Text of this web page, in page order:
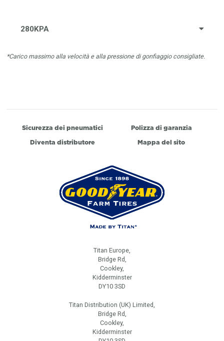
280KPA
*Carico massimo alla velocità e alla pressione di gonfiaggio consigliate.
Sicurezza dei pneumatici
Polizza di garanzia
Diventa distributore
Mappa del sito
Titan Europe,
Bridge Rd,
Cookley,
Kidderminster
DY10 3SD
Titan Distribution (UK) Limited,
Bridge Rd,
Cookley,
Kidderminster